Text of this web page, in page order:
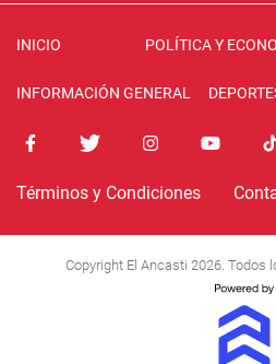
INICIO POLÍTICA Y
INFORMACIÓN GENERAL
Términos y Condiciones
Copyright El Ancasti 2026. Todos